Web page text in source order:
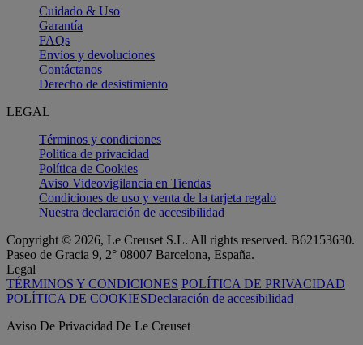
Cuidado & Uso
Garantía
FAQs
Envíos y devoluciones
Contáctanos
Derecho de desistimiento
LEGAL
Términos y condiciones
Política de privacidad
Política de Cookies
Aviso Videovigilancia en Tiendas
Condiciones de uso y venta de la tarjeta regalo
Nuestra declaración de accesibilidad
Copyright © 2026, Le Creuset S.L. All rights reserved. B62153630.
Paseo de Gracia 9, 2° 08007 Barcelona, España.
Legal
TÉRMINOS Y CONDICIONES POLÍTICA DE PRIVACIDAD
POLÍTICA DE COOKIESDeclaración de accesibilidad
Aviso De Privacidad De Le Creuset